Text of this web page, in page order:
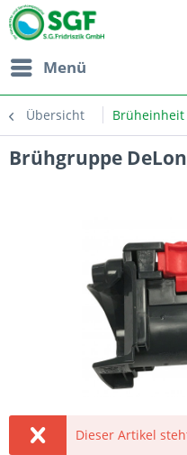
Menü
Übersicht Brüheinheit
Brühgruppe
Dieser Artikel